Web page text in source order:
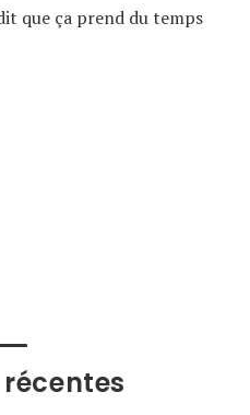
que ça prend du temps